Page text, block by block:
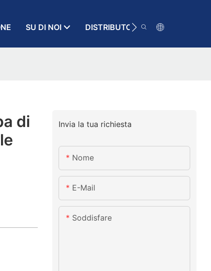
SU DI NOI DISTRIBUTORE RISORSA
di
Invia la tua richiesta
Nome
E-Mail
Soddisfare